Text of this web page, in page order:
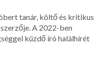
tanár, költő és kritikus,
A 2022-ben
küzdő író halálhírét